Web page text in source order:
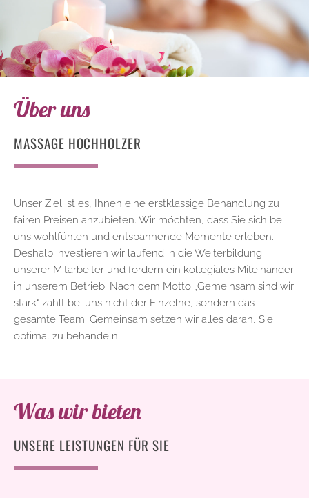
Über uns
MASSAGE HOCHHOLZER
Unser Ziel ist es, Ihnen eine erstklassige Behandlung zu
fairen Preisen anzubieten. Wir möchten, dass Sie sich bei
uns wohlfühlen und entspannende Momente erleben.
Deshalb investieren wir laufend in die Weiterbildung
unserer Mitarbeiter und fördern ein kollegiales Miteinander
in unserem Betrieb. Nach dem Motto „Gemeinsam sind wir
stark“ zählt bei uns nicht der Einzelne, sondern das
gesamte Team. Gemeinsam setzen wir alles daran, Sie
optimal zu behandeln.
Was wir bieten
UNSERE LEISTUNGEN FÜR SIE